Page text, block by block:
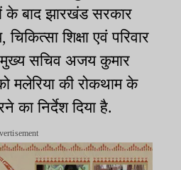
बाद झारखंड सरकार
शिक्षा एवं परिवार
सचिव अजय कुमार
मलेरिया की रोकथाम के
का निर्देश दिया है.